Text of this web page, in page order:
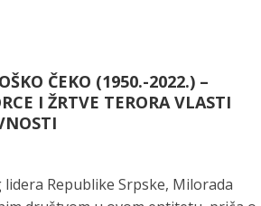
ČEKO (1950.-2022.) –
I ŽRTVE TERORA VLASTI
Republike Srpske, Milorada